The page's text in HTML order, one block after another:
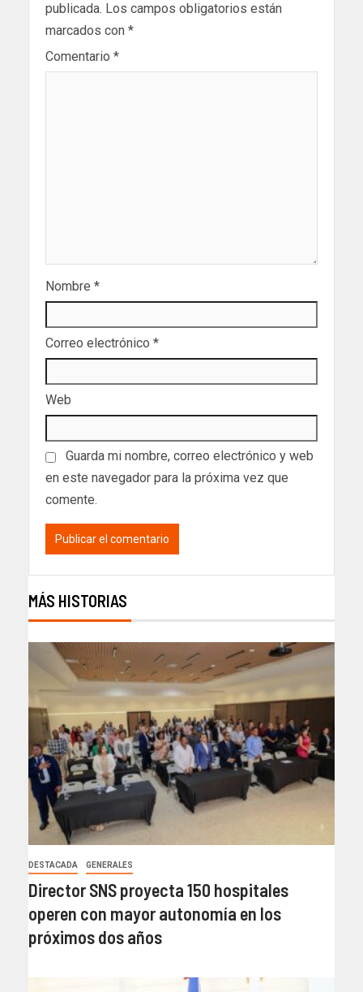
publicada. Los campos obligatorios están
marcados con *
Comentario *
Nombre *
Correo electrónico *
Web
Guarda mi nombre, correo electrónico y web
en este navegador para la próxima vez que
comente.
MÁS HISTORIAS
DESTACADA GENERALES
Director SNS proyecta 150 hospitales
operen con mayor autonomía en los
próximos dos años